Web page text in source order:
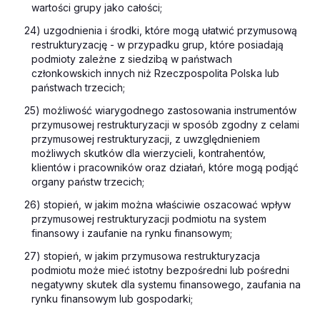
wartości grupy jako całości;
24) uzgodnienia i środki, które mogą ułatwić przymusową
restrukturyzację - w przypadku grup, które posiadają
podmioty zależne z siedzibą w państwach
członkowskich innych niż Rzeczpospolita Polska lub
państwach trzecich;
25) możliwość wiarygodnego zastosowania instrumentów
przymusowej restrukturyzacji w sposób zgodny z celami
przymusowej restrukturyzacji, z uwzględnieniem
możliwych skutków dla wierzycieli, kontrahentów,
klientów i pracowników oraz działań, które mogą podjąć
organy państw trzecich;
26) stopień, w jakim można właściwie oszacować wpływ
przymusowej restrukturyzacji podmiotu na system
finansowy i zaufanie na rynku finansowym;
27) stopień, w jakim przymusowa restrukturyzacja
podmiotu może mieć istotny bezpośredni lub pośredni
negatywny skutek dla systemu finansowego, zaufania na
rynku finansowym lub gospodarki;